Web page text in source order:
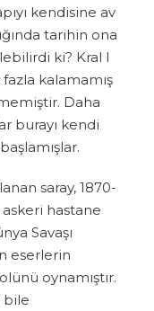
kendisine av
tarihin ona
ki? Kral I
kalamamış
Daha
burayı kendi
saray, 1870-
askeri hastane
Savaşı
eserlerin
oynamıştır.
bile